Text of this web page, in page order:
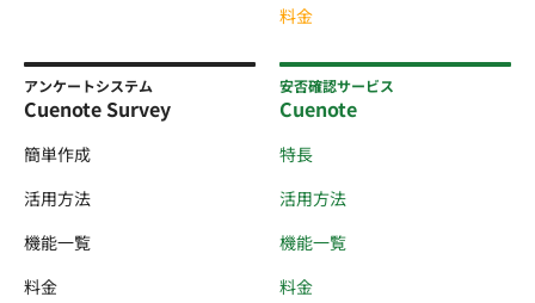
料金
アンケートシステム
Cuenote Survey
簡単作成
活用方法
機能一覧
料金
安否確認サービス
Cuenote
特長
活用方法
機能一覧
料金